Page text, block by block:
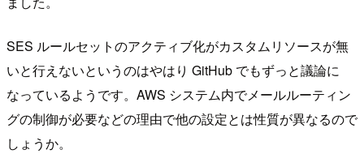
SES ルールセットのアクティブ化がカスタムリソースが無
いと行えないというのはやはり GitHub でもずっと議論に
なっているようです。AWS システム内でメールルーティン
グの制御が必要などの理由で他の設定とは性質が異なるので
しょうか。